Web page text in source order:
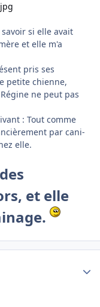
si elle avait
et elle m'a
pris ses
petite chienne,
ne peut pas
: Tout comme
par cani-
elle.
et elle